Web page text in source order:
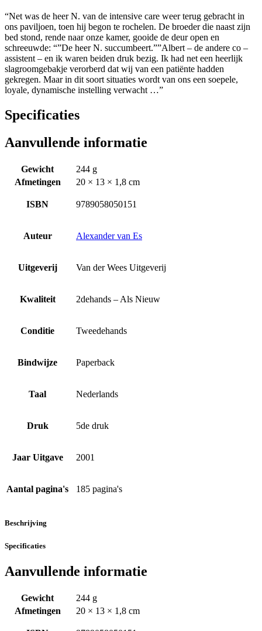
“Net was de heer N. van de intensive care weer terug gebracht in
ons paviljoen, toen hij begon te rochelen. De broeder die naast zijn
bed stond, rende naar onze kamer, gooide de deur open en
schreeuwde: “”De heer N. succumbeert.””Albert – de andere co –
assistent – en ik waren beiden druk bezig. Ik had net een heerlijk
slagroomgebakje verorberd dat wij van een patiënte hadden
gekregen. Maar in dit soort situaties wordt van ons een soepele,
loyale, dynamische instelling verwacht …”
Specificaties
Aanvullende informatie
Gewicht
244 g
Afmetingen
20 × 13 × 1,8 cm
ISBN 9789058050151
Auteur Alexander van Es
Uitgeverij Van der Wees Uitgeverij
Kwaliteit 2dehands – Als Nieuw
Conditie Tweedehands
Bindwijze Paperback
Taal Nederlands
Druk 5de druk
Jaar Uitgave 2001
Aantal pagina's 185 pagina's
Beschrijving
Specificaties
Aanvullende informatie
Gewicht
244 g
Afmetingen
20 × 13 × 1,8 cm